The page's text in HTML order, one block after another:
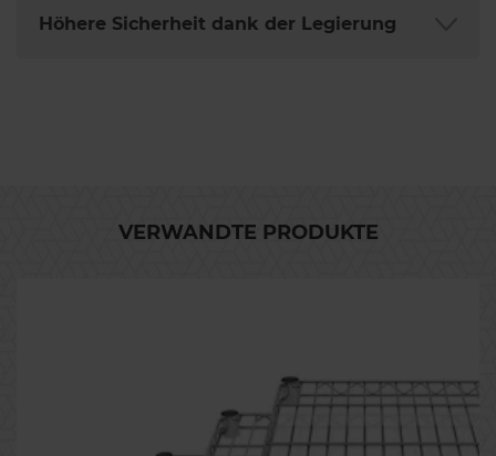
Höhere Sicherheit dank der Legierung
VERWANDTE PRODUKTE